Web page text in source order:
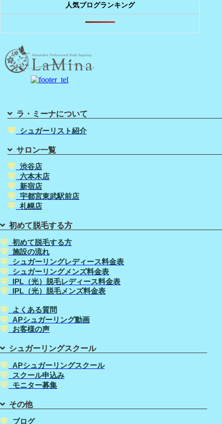
人気ブログランキング
ラ・ミーナについて
シュガーリスト紹介
サロン一覧
渋谷店
六本木店
新宿店
宇都宮東武駅前店
札幌店
初めて脱毛する方
初めて脱毛する方
施設の流れ
シュガーリングレディース料金表
シュガーリングメンズ料金表
IPL（光）脱毛レディース料金表
IPL（光）脱毛メンズ料金表
よくある質問
APシュガーリング動画
お客様の声
シュガーリングスクール
APシュガーリングスクール
スクール申込み
モニター募集
その他
ブログ